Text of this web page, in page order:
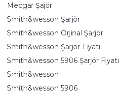
Mecgar Şajör
Smith&wesson Şarjör
Smith&wesson Orjinal Şarjör
Smith&wesson Şarjör Fiyatı
Smith&wesson 5906 Şarjör Fiyatı
Smith&wesson
Smith&wesson 5906